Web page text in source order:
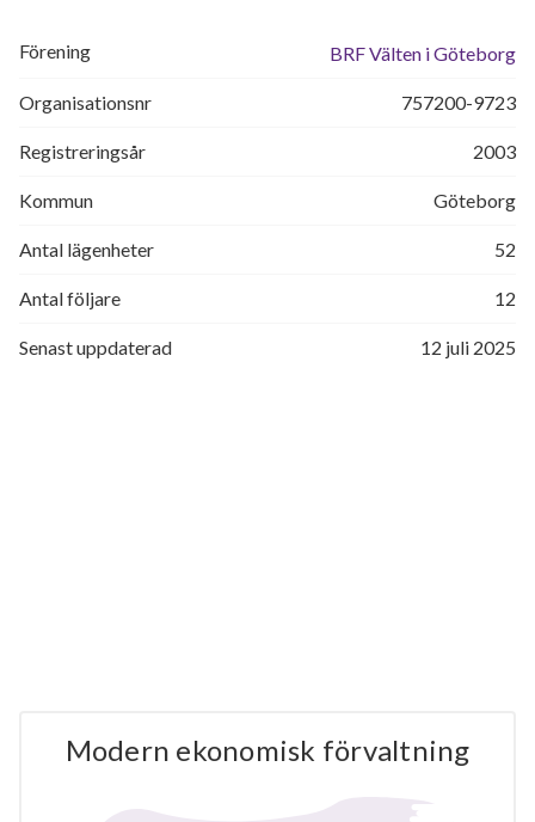
Förening BRF Välten i Göteborg
Organisationsnr 757200-9723
Registreringsår 2003
Kommun Göteborg
Antal lägenheter 52
Antal följare 12
Senast uppdaterad 12 juli 2025
Modern ekonomisk förvaltning